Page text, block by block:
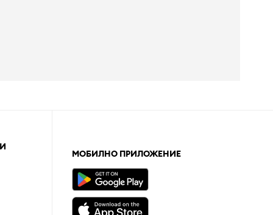
МОБИЛНО ПРИЛОЖЕНИЕ